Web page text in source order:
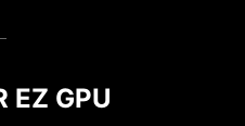
EZ GPU
額外安裝 I/O 遮蓋。也
緊密接上，輕鬆完成安